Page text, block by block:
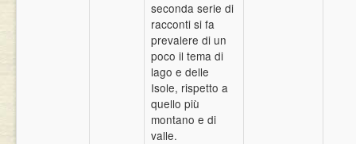
seconda serie di
racconti si fa
prevalere di un
poco il tema di
lago e delle
Isole, rispetto a
quello più
montano e di
valle.